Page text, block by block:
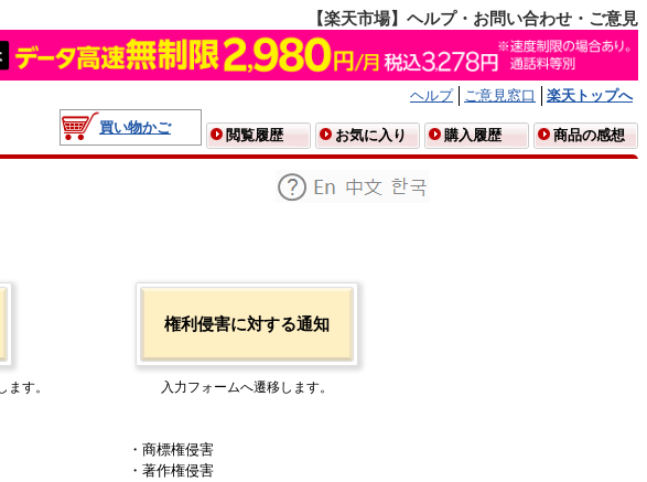
【楽天市場】ヘルプ・お問い合わせ・ご意見
ヘルプ ご意見窓口
楽天トップへ
買い物かご
閲覧履歴 お気に入り 購入履歴 商品の感想
す。
権利侵害に対する通知
入力フォームへ遷移します。
・商標権侵害
・著作権侵害